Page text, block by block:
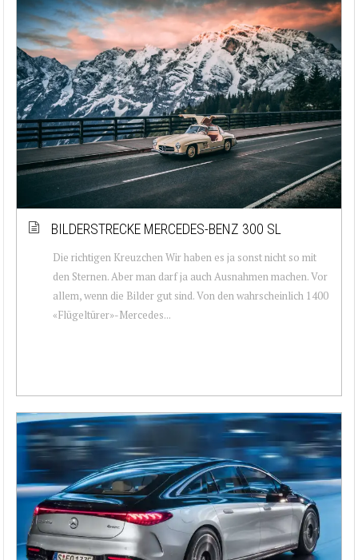
BILDERSTRECKE MERCEDES-BENZ 300 SL
Die richtigen Kreuzchen Wir haben es ja sonst nicht so mit
den Sternen. Aber man darf ja auch Ausnahmen machen. Vor
allem, wenn die Bilder gut sind. Von den wahrscheinlich 1400
«Flügeltürer»-Mercedes...